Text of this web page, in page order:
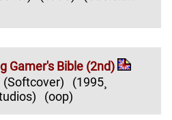
Gamer's Bible (2nd)
(Softcover)
(1995¸
(oop)